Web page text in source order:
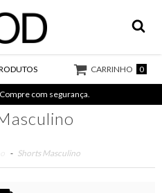
CARRINHO 0
com segurança.
- Shorts Masculino